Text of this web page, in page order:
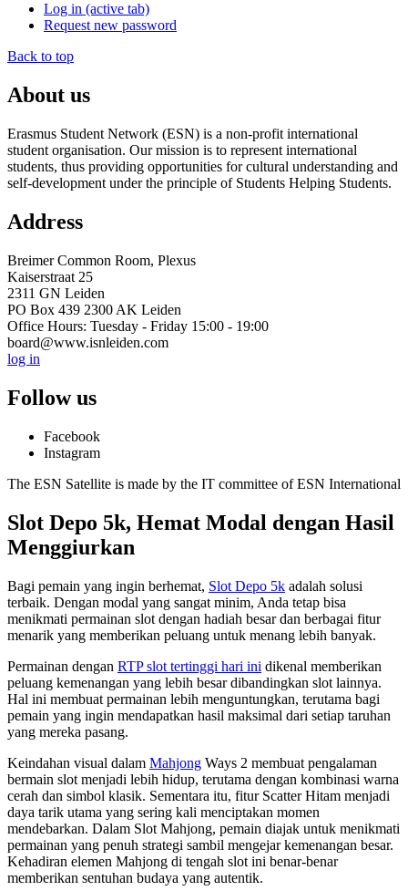
Log in (active tab)
Request new password
Back to top
About us
Erasmus Student Network (ESN) is a non-profit international
student organisation. Our mission is to represent international
students, thus providing opportunities for cultural understanding and
self-development under the principle of Students Helping Students.
Address
Breimer Common Room, Plexus
Kaiserstraat 25
2311 GN Leiden
PO Box 439 2300 AK Leiden
Office Hours: Tuesday - Friday 15:00 - 19:00
board@www.isnleiden.com
log in
Follow us
Facebook
Instagram
The ESN Satellite is made by the IT committee of ESN International
Slot Depo 5k, Hemat Modal dengan Hasil
Menggiurkan
Bagi pemain yang ingin berhemat, Slot Depo 5k adalah solusi
terbaik. Dengan modal yang sangat minim, Anda tetap bisa
menikmati permainan slot dengan hadiah besar dan berbagai fitur
menarik yang memberikan peluang untuk menang lebih banyak.
Permainan dengan RTP slot tertinggi hari ini dikenal memberikan
peluang kemenangan yang lebih besar dibandingkan slot lainnya.
Hal ini membuat permainan lebih menguntungkan, terutama bagi
pemain yang ingin mendapatkan hasil maksimal dari setiap taruhan
yang mereka pasang.
Keindahan visual dalam Mahjong Ways 2 membuat pengalaman
bermain slot menjadi lebih hidup, terutama dengan kombinasi warna
cerah dan simbol klasik. Sementara itu, fitur Scatter Hitam menjadi
daya tarik utama yang sering kali menciptakan momen
mendebarkan. Dalam Slot Mahjong, pemain diajak untuk menikmati
permainan yang penuh strategi sambil mengejar kemenangan besar.
Kehadiran elemen Mahjong di tengah slot ini benar-benar
memberikan sentuhan budaya yang autentik.